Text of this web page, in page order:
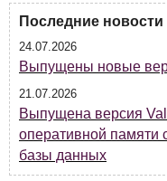
Последние новости
24.07.2026
Выпущены новые
21.07.2026
Выпущена версия
оперативной памяти
базы данных